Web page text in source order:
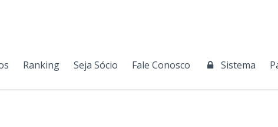
Ranking Seja Sócio Fale Conosco Sistema